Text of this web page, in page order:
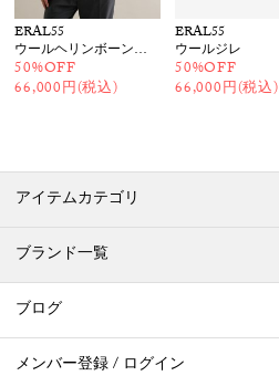
ERAL55
ウールヘリンボーンジレ
50%OFF
66,000円(税込)
ERAL55
ウールジレ
50%OFF
66,000円(税込)
アイテムカテゴリ
ブランド一覧
ブログ
メンバー登録 / ログイン